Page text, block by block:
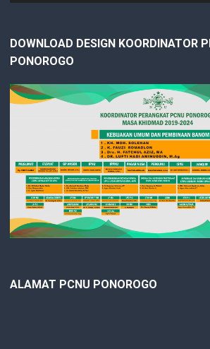
DOWNLOAD DESIGN KOORDINATOR
PONOROGO
ALAMAT PCNU PONOROGO